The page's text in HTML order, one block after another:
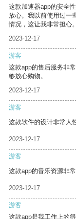
这款加速器app的安全
放心。我以前使用过一
情况，这让我非常担心。
2023-12-17
游客
这款app的售后服务非
够放心购物。
2023-12-17
游客
这款软件的设计非常人
2023-12-17
游客
这款app的音乐资源非
2023-12-17
游客
这款app是我工作上的